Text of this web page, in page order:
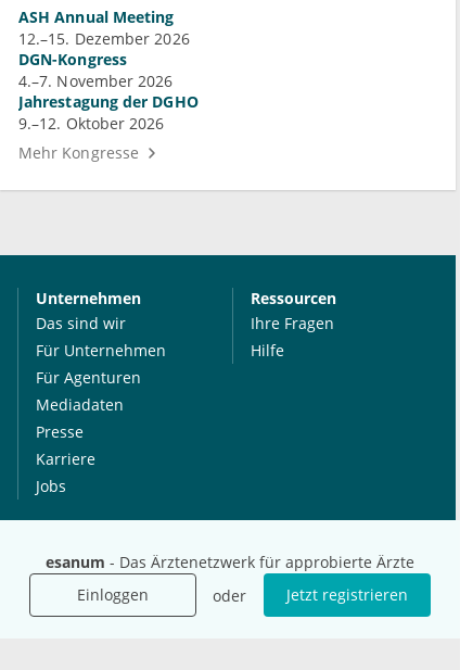
esanum - Das Ärztenetzwerk für approbierte Ärzte
Einloggen
oder Jetzt registrieren
ASH Annual Meeting
12.–15. Dezember 2026
DGN-Kongress
4.–7. November 2026
Jahrestagung der DGHO
9.–12. Oktober 2026
Mehr Kongresse
Unternehmen
Das sind wir
Für Unternehmen
Für Agenturen
Mediadaten
Presse
Karriere
Jobs
Ressourcen
Ihre Fragen
Hilfe
esanum.it
esanum.com
esanum.fr
Youtube
Twitter
LinkedIn